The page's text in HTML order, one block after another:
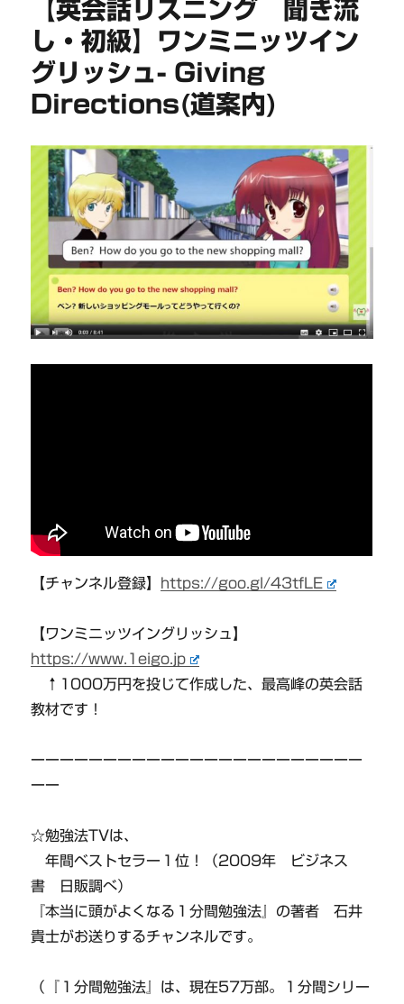
【英会話リスニング 聞き流
し・初級】ワンミニッツイン
グリッシュ- Giving
Directions(道案内)
【チャンネル登録】 https://goo.gl/43tfLE
【ワンミニッツイングリッシュ】
https://www.1eigo.jp
↑1000万円を投じて作成した、最高峰の英会話
教材です！
ーーーーーーーーーーーーーーーーーーーーーーー
ーー
☆勉強法TVは、
年間ベストセラー１位！（2009年 ビジネス
書 日販調べ）
『本当に頭がよくなる１分間勉強法』の著者 石井
貴士がお送りするチャンネルです。
（『１分間勉強法』は、現在57万部。１分間シリー